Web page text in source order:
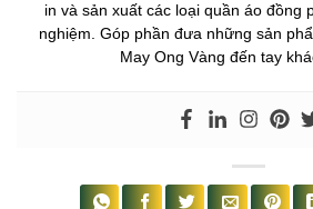
in và sản xuất các loại quần áo đồng
nghiệm. Góp phần đưa những sản
May Ong Vàng đến tay